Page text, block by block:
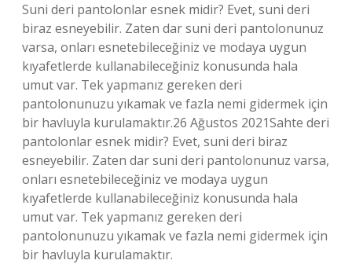
Suni deri pantolonlar esnek midir? Evet, suni deri
biraz esneyebilir. Zaten dar suni deri pantolonunuz
varsa, onları esnetebileceğiniz ve modaya uygun
kıyafetlerde kullanabileceğiniz konusunda hala
umut var. Tek yapmanız gereken deri
pantolonunuzu yıkamak ve fazla nemi gidermek için
bir havluyla kurulamaktır.26 Ağustos 2021Sahte deri
pantolonlar esnek midir? Evet, suni deri biraz
esneyebilir. Zaten dar suni deri pantolonunuz varsa,
onları esnetebileceğiniz ve modaya uygun
kıyafetlerde kullanabileceğiniz konusunda hala
umut var. Tek yapmanız gereken deri
pantolonunuzu yıkamak ve fazla nemi gidermek için
bir havluyla kurulamaktır.